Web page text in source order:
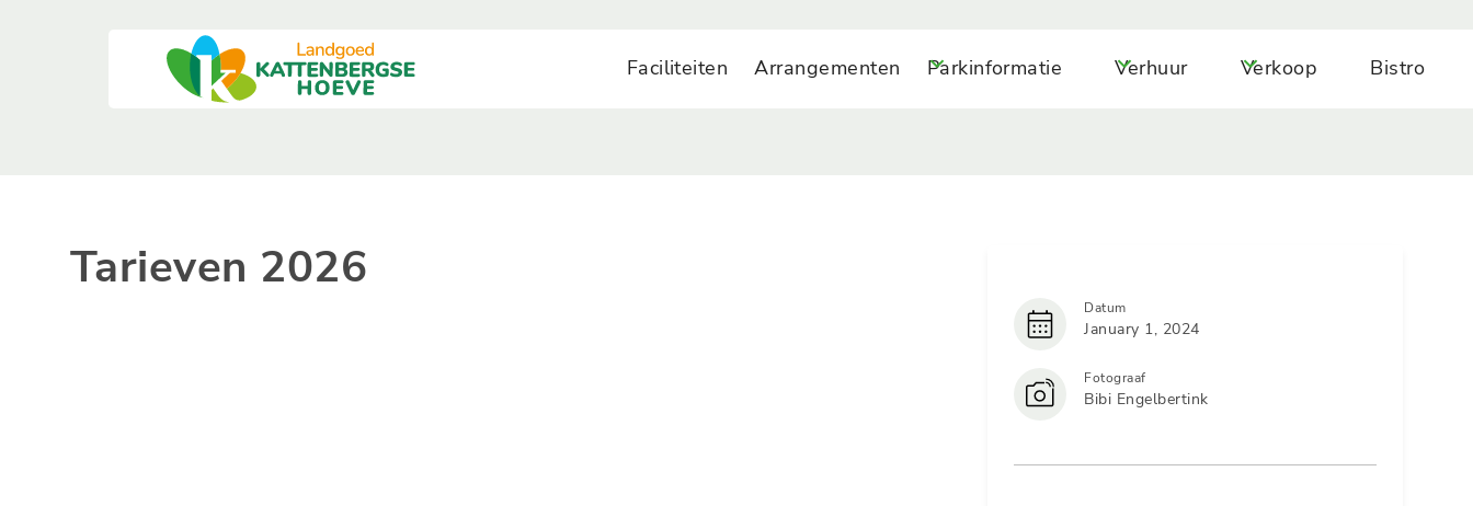
Faciliteiten Arrangementen Parkinformatie Verhuur Verkoop Bistro
Tarieven 2026
Datum
January 1, 2024
Fotograaf
Bibi Engelbertink